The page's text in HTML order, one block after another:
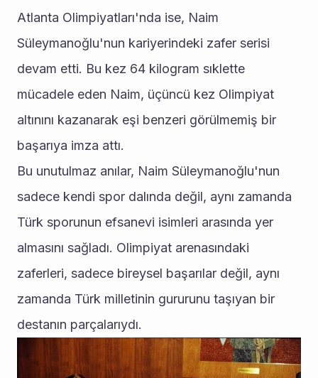
Atlanta Olimpiyatları'nda ise, Naim
Süleymanoğlu'nun kariyerindeki zafer serisi
devam etti. Bu kez 64 kilogram sıklette
mücadele eden Naim, üçüncü kez Olimpiyat
altınını kazanarak eşi benzeri görülmemiş bir
başarıya imza attı.
Bu unutulmaz anılar, Naim Süleymanoğlu'nun
sadece kendi spor dalında değil, aynı zamanda
Türk sporunun efsanevi isimleri arasında yer
almasını sağladı. Olimpiyat arenasındaki
zaferleri, sadece bireysel başarılar değil, aynı
zamanda Türk milletinin gururunu taşıyan bir
destanın parçalarıydı.